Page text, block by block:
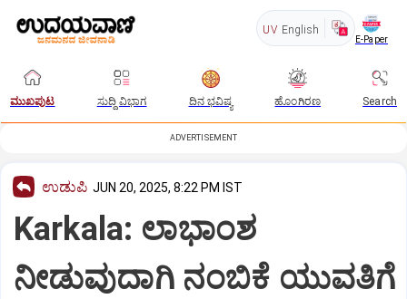
UV English
E-Paper
ಮುಖಪುಟ ಸುದ್ದಿ ವಿಭಾಗ ದಿನ ಭವಿಷ್ಯ ಹೊಂಗಿರಣ Search
ADVERTISEMENT
ಉಡುಪಿ JUN 20, 2025, 8:22 PM IST
Karkala: ಲಾಭಾಂಶ
ನೀಡುವುದಾಗಿ ನಂಬಿಕೆ ಯುವತಿಗೆ